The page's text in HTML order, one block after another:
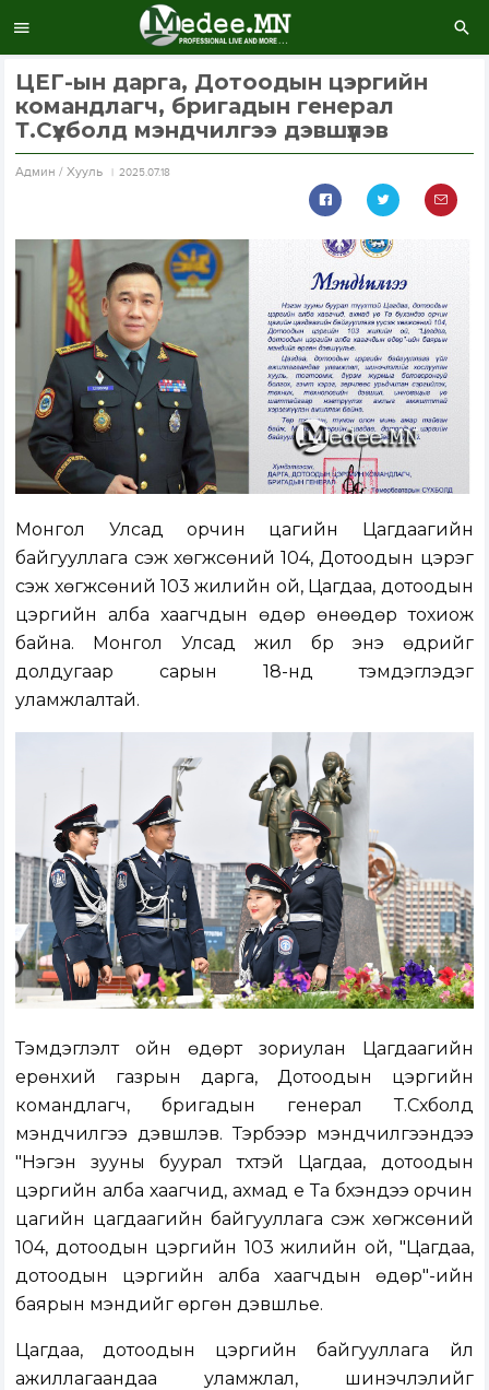
ЦЕГ-ын дарга, Дотоодын цэргийн
командлагч, бригадын генерал
Т.Сүхболд мэндчилгээ дэвшүүлэв
Aдмин / Хууль 2025.07.18
Монгол Улсад орчин цагийн Цагдаагийн
байгууллага үүсэж хөгжсөний 104, Дотоодын цэрэг
үүсэж хөгжсөний 103 жилийн ой, Цагдаа, дотоодын
цэргийн алба хаагчдын өдөр өнөөдөр тохиож
байна. Монгол Улсад жил бүр энэ өдрийг
долдугаар сарын 18-нд тэмдэглэдэг
уламжлалтай.
Тэмдэглэлт ойн өдөрт зориулан Цагдаагийн
ерөнхий газрын дарга, Дотоодын цэргийн
командлагч, бригадын генерал Т.Сүхболд
мэндчилгээ дэвшүүлэв. Тэрбээр мэндчилгээндээ
"Нэгэн зууны буурал түүхтэй Цагдаа, дотоодын
цэргийн алба хаагчид, ахмад үе Та бүхэндээ орчин
цагийн цагдаагийн байгууллага үүсэж хөгжсөний
104, дотоодын цэргийн 103 жилийн ой, "Цагдаа,
дотоодын цэргийн алба хаагчдын өдөр"-ийн
баярын мэндийг өргөн дэвшүүлье.
Цагдаа, дотоодын цэргийн байгууллага үйл
ажиллагаандаа уламжлал, шинэчлэлийг